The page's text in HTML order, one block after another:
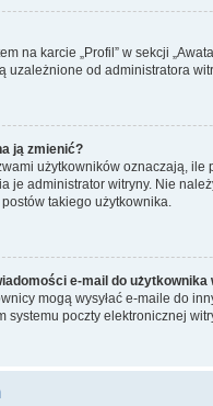
na karcie „Profil” w sekcji
uzależnione od administratora
ją zmienić?
użytkowników oznaczają,
je administrator witryny. Nie
takiego użytkownika.
e-mail do
mogą wysyłać e-maile do
systemu poczty elektronicznej